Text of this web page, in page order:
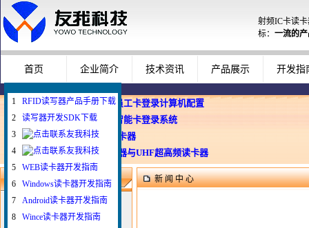
射频IC卡读
标： 一流的
首页 企业简介 技术资讯 产品展示 开发指
企业使用员工卡登录计算机配置
Windows智能卡登录系统
WEB与发卡器
WEB浏览器与UHF超高频读卡器
新闻搜索 新 闻 中 心
1
RFID读写器产品手册下载
2
读写器开发SDK下载
3
4
5
WEB读卡器开发指南
6
Windows读卡器开发指南
7
Android读卡器开发指南
8
Wince读卡器开发指南